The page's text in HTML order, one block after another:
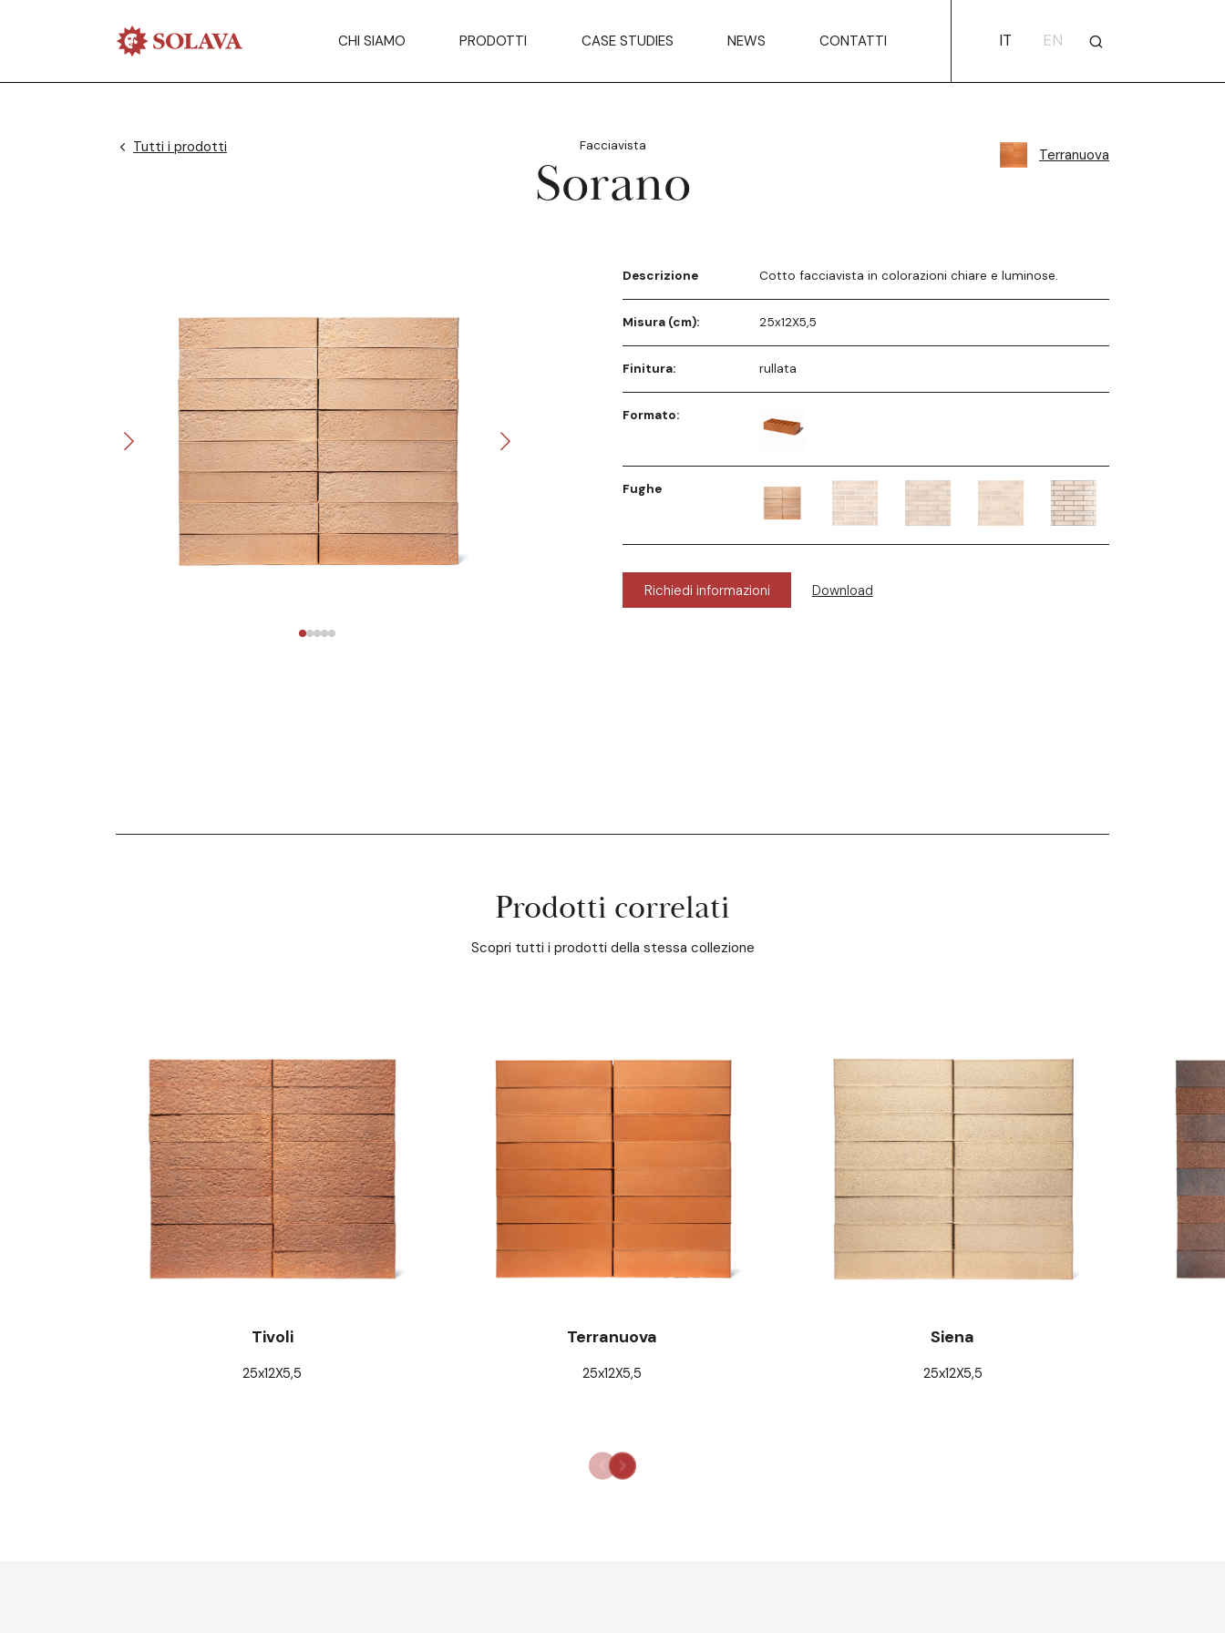
CHI SIAMO PRODOTTI CASE STUDIES NEWS CONTATTI IT EN
Tutti i prodotti Facciavista
Sorano Terranuova
Descrizione Cotto facciavista in colorazioni chiare e luminose.
Misura (cm): 25x12X5,5
Finitura: rullata
Formato:
Fughe
Richiedi informazioni Download
Prodotti correlati
Scopri tutti i prodotti della stessa collezione
Tivoli
25x12X5,5
Terranuova
25x12X5,5
Siena
25x12X5,5